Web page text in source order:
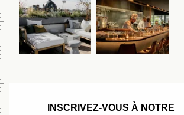
INSCRIVEZ-VOUS À NOTRE